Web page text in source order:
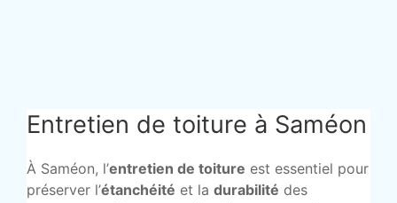
Entretien de toiture à Saméon
À Saméon, l’entretien de toiture est essentiel pour
préserver l’étanchéité et la durabilité des